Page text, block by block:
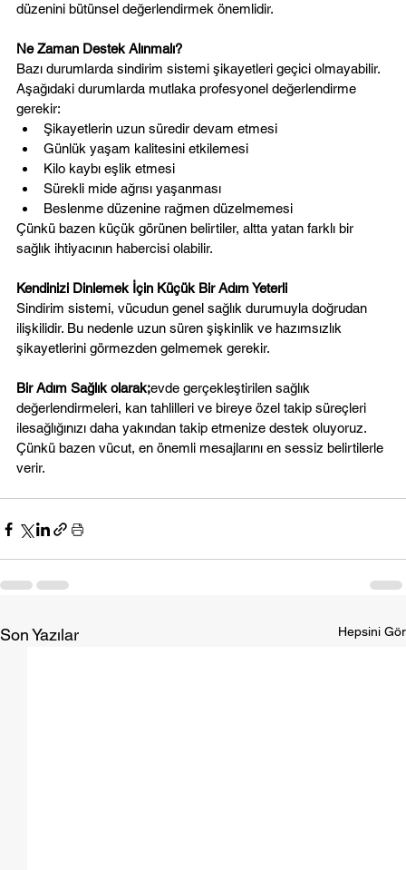
düzenini bütünsel değerlendirmek önemlidir.
Ne Zaman Destek Alınmalı?
Bazı durumlarda sindirim sistemi şikayetleri geçici olmayabilir.
Aşağıdaki durumlarda mutlaka profesyonel değerlendirme
gerekir:
Şikayetlerin uzun süredir devam etmesi
Günlük yaşam kalitesini etkilemesi
Kilo kaybı eşlik etmesi
Sürekli mide ağrısı yaşanması
Beslenme düzenine rağmen düzelmemesi
Çünkü bazen küçük görünen belirtiler, altta yatan farklı bir
sağlık ihtiyacının habercisi olabilir.
Kendinizi Dinlemek İçin Küçük Bir Adım Yeterli
Sindirim sistemi, vücudun genel sağlık durumuyla doğrudan
ilişkilidir. Bu nedenle uzun süren şişkinlik ve hazımsızlık
şikayetlerini görmezden gelmemek gerekir.
Bir Adım Sağlık olarak;evde gerçekleştirilen sağlık
değerlendirmeleri, kan tahlilleri ve bireye özel takip süreçleri
ilesağlığınızı daha yakından takip etmenize destek oluyoruz.
Çünkü bazen vücut, en önemli mesajlarını en sessiz belirtilerle
verir.
Son Yazılar Hepsini Gör